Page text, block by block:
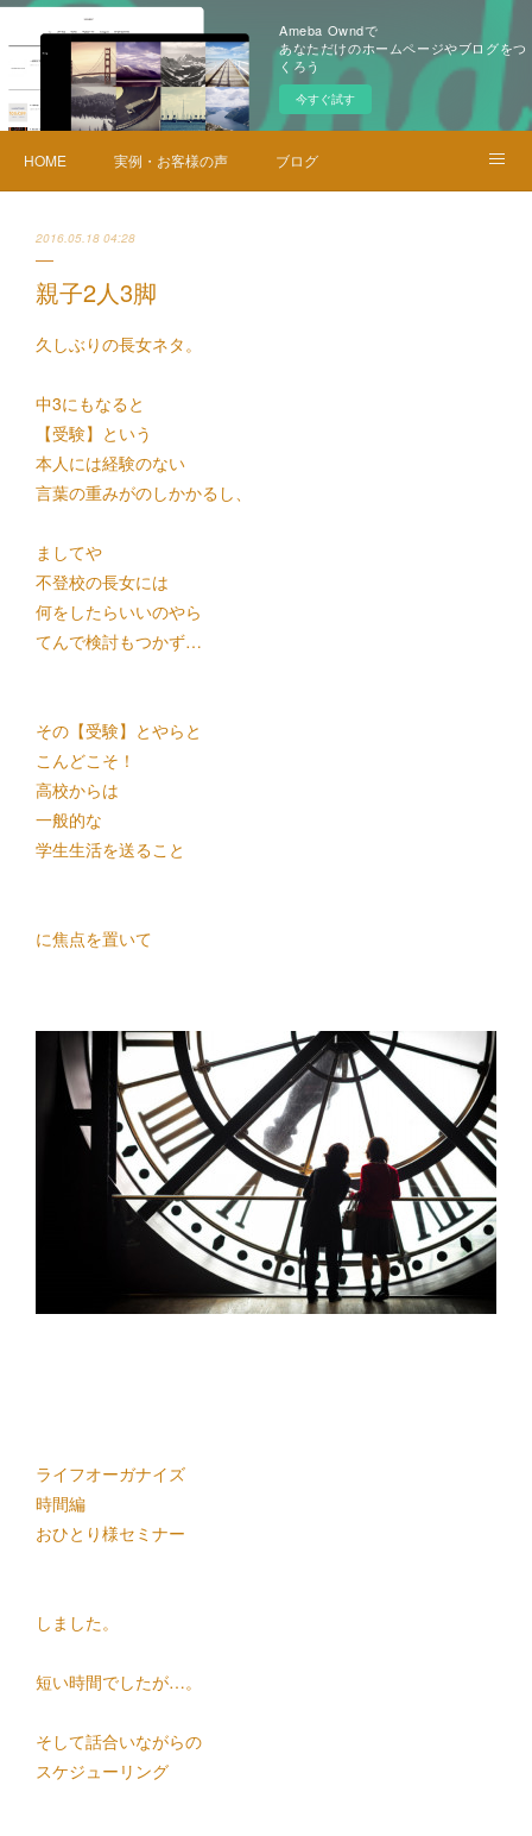
Ameba Owndで
あなただけのホームページやブログをつ
くろう
今すぐ試す
HOME 実例・お客様の声 ブログ
2016.05.18 04:28
親子2人3脚
久しぶりの長女ネタ。
中3にもなると
【受験】 という
本人には経験のない
言葉の重みがのしかかるし、
ましてや
不登校の長女には
何をしたらいいのやら
てんで検討もつかず…
その 【受験】 とやらと
こんどこそ！
高校からは
一般的な
学生生活を送ること
に焦点を置いて
ライフオーガナイズ
時間編
おひとり様セミナー
しました。
短い時間でしたが…。
そして話合いながらの
スケジューリング